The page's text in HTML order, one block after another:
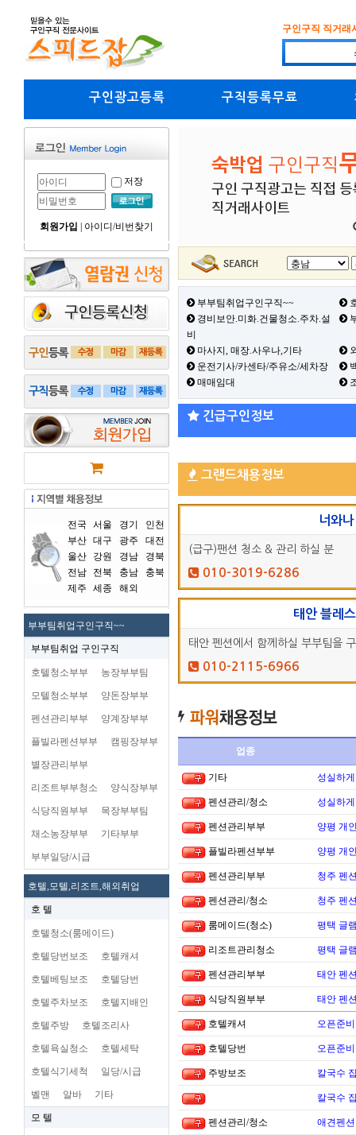
구인구직 직거래
구인광고등록 구직등록무료
저장
회원가입 아이디/비번찾기
전국 서울 경기
인천
부산 대구 광주
대전
울산
강원 경남
경북
전남
전북 충남
충북
제주
세종 해외
부부팀취업구인구직~~
부부팀취업 구인구직
호텔청소부부 농장부부팀
모텔청소부부 양돈장부부
펜션관리부부 양계장부부
플빌라펜션부부 캠핑장부부
별장관리부부
리조트부부청소 양식장부부
식당직원부부 목장부부팀
채소농장부부 기타부부
부부일당/시급
호텔,모텔,리조트,해외취업
호 텔
호텔청소(룸메이드)
호텔당번보조 호텔캐셔
호텔베팅보조 호텔당번
호텔주차보조 호텔지배인
호텔주방 호텔조리사
호텔욕실청소 호텔세탁
호텔식기세척 일당/시급
벨맨 알바 기타
모 텔
부부팀취업구인구직~~
경비보안.미화.건물청소.주차.설
비
마사지, 매장.사우나,기타
운전기사/카센타/주유소/세차장
매매임대
긴급구인정보
그랜드채용정보
너와나
(급구)팬션 청소 & 관리 하실 분
010-3019-6286
태안 블레
태안 펜션에서 함께하실 부부팀을
010-2115-6966
업종
기타 성실하
펜션관리/청소 성실하
펜션관리부부 양평 개
플빌라펜션부부 양평 개
펜션관리부부 청주 펜
펜션관리/청소 청주 펜
룸메이드(청소) 평택 글
리조트관리청소 평택 글
펜션관리부부 태안 펜
식당직원부부 태안 펜
호텔캐셔 오픈준
호텔당번 오픈준
주방보조 칼국수
칼국수
펜션관리/청소 애견펜